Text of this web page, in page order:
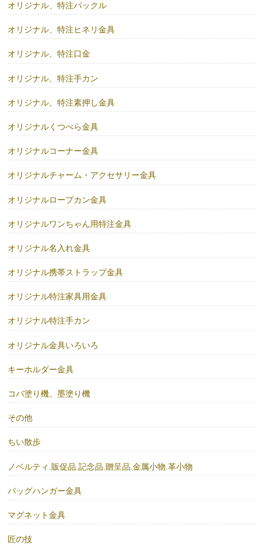
オリジナル、特注バックル
オリジナル、特注ヒネリ金具
オリジナル、特注口金
オリジナル、特注手カン
オリジナル、特注素押し金具
オリジナルくつべら金具
オリジナルコーナー金具
オリジナルチャーム・アクセサリー金具
オリジナルロープカン金具
オリジナルワンちゃん用特注金具
オリジナル名入れ金具
オリジナル携帯ストラップ金具
オリジナル特注家具用金具
オリジナル特注手カン
オリジナル金具いろいろ
キーホルダー金具
コバ塗り機、墨塗り機
その他
ちい散歩
ノベルティ.販促品.記念品.贈呈品.金属小物.革小物
バッグハンガー金具
マグネット金具
匠の技